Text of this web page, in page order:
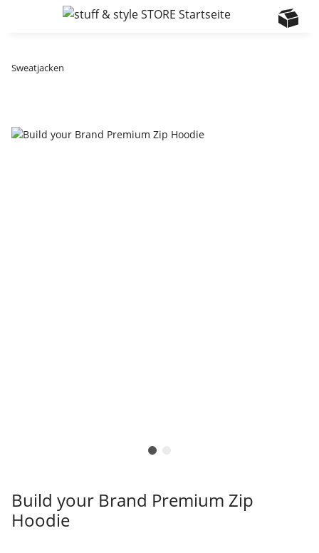
Sweatjacken
Build your Brand Premium Zip
Hoodie